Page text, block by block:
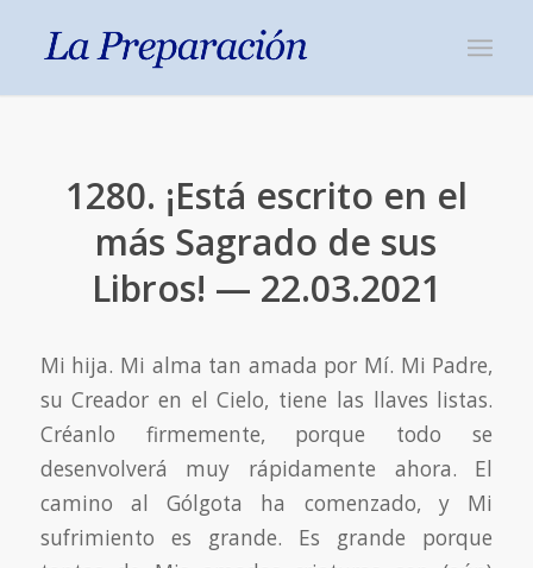
1280. ¡Está escrito en el
más Sagrado de sus
Libros! — 22.03.2021
Mi hija. Mi alma tan amada por Mí. Mi Padre,
su Creador en el Cielo, tiene las llaves listas.
Créanlo firmemente, porque todo se
desenvolverá muy rápidamente ahora. El
camino al Gólgota ha comenzado, y Mi
sufrimiento es grande. Es grande porque